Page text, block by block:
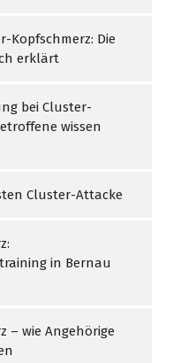
Kopfschmerz: Die
erklärt
bei Cluster-
wissen
Cluster-Attacke
in Bernau
– wie Angehörige